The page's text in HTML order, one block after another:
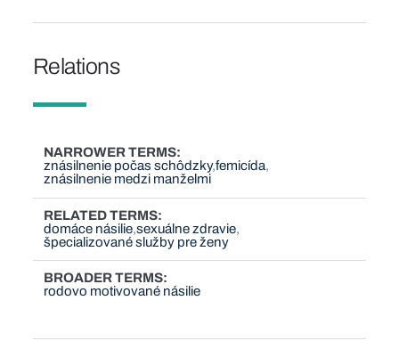
Relations
NARROWER TERMS
znásilnenie počas schôdzky femicída
znásilnenie medzi manželmi
RELATED TERMS
domáce násilie sexuálne zdravie
špecializované služby pre ženy
BROADER TERMS
rodovo motivované násilie